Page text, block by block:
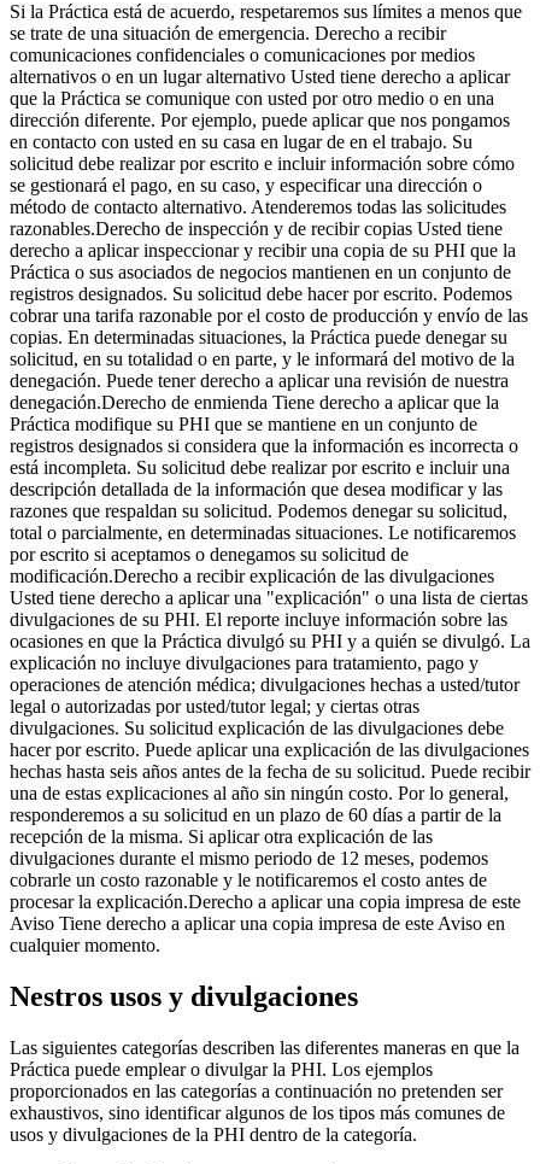
Si la Práctica está de acuerdo, respetaremos sus límites a menos que
se trate de una situación de emergencia. Derecho a recibir
comunicaciones confidenciales o comunicaciones por medios
alternativos o en un lugar alternativo Usted tiene derecho a aplicar
que la Práctica se comunique con usted por otro medio o en una
dirección diferente. Por ejemplo, puede aplicar que nos pongamos
en contacto con usted en su casa en lugar de en el trabajo. Su
solicitud debe realizar por escrito e incluir información sobre cómo
se gestionará el pago, en su caso, y especificar una dirección o
método de contacto alternativo. Atenderemos todas las solicitudes
razonables.Derecho de inspección y de recibir copias Usted tiene
derecho a aplicar inspeccionar y recibir una copia de su PHI que la
Práctica o sus asociados de negocios mantienen en un conjunto de
registros designados. Su solicitud debe hacer por escrito. Podemos
cobrar una tarifa razonable por el costo de producción y envío de las
copias. En determinadas situaciones, la Práctica puede denegar su
solicitud, en su totalidad o en parte, y le informará del motivo de la
denegación. Puede tener derecho a aplicar una revisión de nuestra
denegación.Derecho de enmienda Tiene derecho a aplicar que la
Práctica modifique su PHI que se mantiene en un conjunto de
registros designados si considera que la información es incorrecta o
está incompleta. Su solicitud debe realizar por escrito e incluir una
descripción detallada de la información que desea modificar y las
razones que respaldan su solicitud. Podemos denegar su solicitud,
total o parcialmente, en determinadas situaciones. Le notificaremos
por escrito si aceptamos o denegamos su solicitud de
modificación.Derecho a recibir explicación de las divulgaciones
Usted tiene derecho a aplicar una "explicación" o una lista de ciertas
divulgaciones de su PHI. El reporte incluye información sobre las
ocasiones en que la Práctica divulgó su PHI y a quién se divulgó. La
explicación no incluye divulgaciones para tratamiento, pago y
operaciones de atención médica; divulgaciones hechas a usted/tutor
legal o autorizadas por usted/tutor legal; y ciertas otras
divulgaciones. Su solicitud explicación de las divulgaciones debe
hacer por escrito. Puede aplicar una explicación de las divulgaciones
hechas hasta seis años antes de la fecha de su solicitud. Puede recibir
una de estas explicaciones al año sin ningún costo. Por lo general,
responderemos a su solicitud en un plazo de 60 días a partir de la
recepción de la misma. Si aplicar otra explicación de las
divulgaciones durante el mismo periodo de 12 meses, podemos
cobrarle un costo razonable y le notificaremos el costo antes de
procesar la explicación.Derecho a aplicar una copia impresa de este
Aviso Tiene derecho a aplicar una copia impresa de este Aviso en
cualquier momento.
Nestros usos y divulgaciones
Las siguientes categorías describen las diferentes maneras en que la
Práctica puede emplear o divulgar la PHI. Los ejemplos
proporcionados en las categorías a continuación no pretenden ser
exhaustivos, sino identificar algunos de los tipos más comunes de
usos y divulgaciones de la PHI dentro de la categoría.